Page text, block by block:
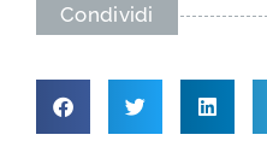
Condividi